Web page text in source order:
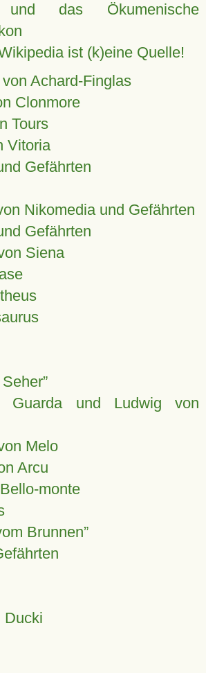
und das Ökumenische
ist (k)eine Quelle!
Achard-Finglas
Clonmore
Tours
Vitoria
Gefährten
Nikomedia und Gefährten
Gefährten
Siena
Guarda und Ludwig von
Melo
Arcu
monte
Brunnen
Ducki